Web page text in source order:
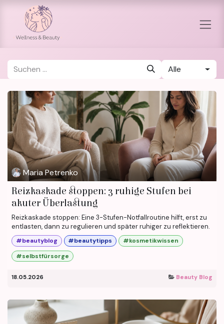
Zum Inhalt springen
Alle
Maria Petrenko
Reizkaskade stoppen: 3 ruhige Stufen bei
akuter Überlastung
Reizkaskade stoppen: Eine 3-Stufen-Notfallroutine hilft, erst zu
entlasten, dann zu regulieren und später ruhiger zu reflektieren.
#beautyblog #beautytipps
#kosmetikwissen
#selbstfürsorge
18.05.2026 Beauty Blog